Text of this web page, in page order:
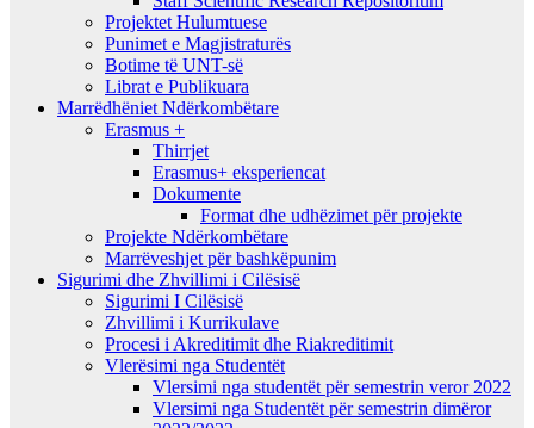
Projektet Hulumtuese
Punimet e Magjistraturës
Botime të UNT-së
Librat e Publikuara
Marrëdhëniet Ndërkombëtare
Erasmus +
Thirrjet
Erasmus+ eksperiencat
Dokumente
Format dhe udhëzimet për projekte
Projekte Ndërkombëtare
Marrëveshjet për bashkëpunim
Sigurimi dhe Zhvillimi i Cilësisë
Sigurimi I Cilësisë
Zhvillimi i Kurrikulave
Procesi i Akreditimit dhe Riakreditimit
Vlerësimi nga Studentët
Vlersimi nga studentët për semestrin veror 2022
Vlersimi nga Studentët për semestrin dimëror